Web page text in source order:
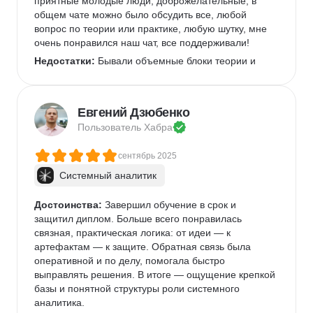
общем чате можно было обсудить все, любой
вопрос по теории или практике, любую шутку, мне
очень понравился наш чат, все поддерживали!
Недостатки: Бывали объемные блоки теории и
раза перевестись в другую группу в случае
отставания от программы, всегда на связи
кураторы, очень теплые ребят
Евгений Дзюбенко
Пользователь Хабра
сентябрь 2025
Системный аналитик
Достоинства: Завершил обучение в срок и
защитил диплом. Больше всего понравилась
связная, практическая логика: от идеи — к
артефактам — к защите. Обратная связь была
оперативной и по делу, помогала быстро
выправлять решения. В итоге — ощущение крепкой
базы и понятной структуры роли системного
аналитика.